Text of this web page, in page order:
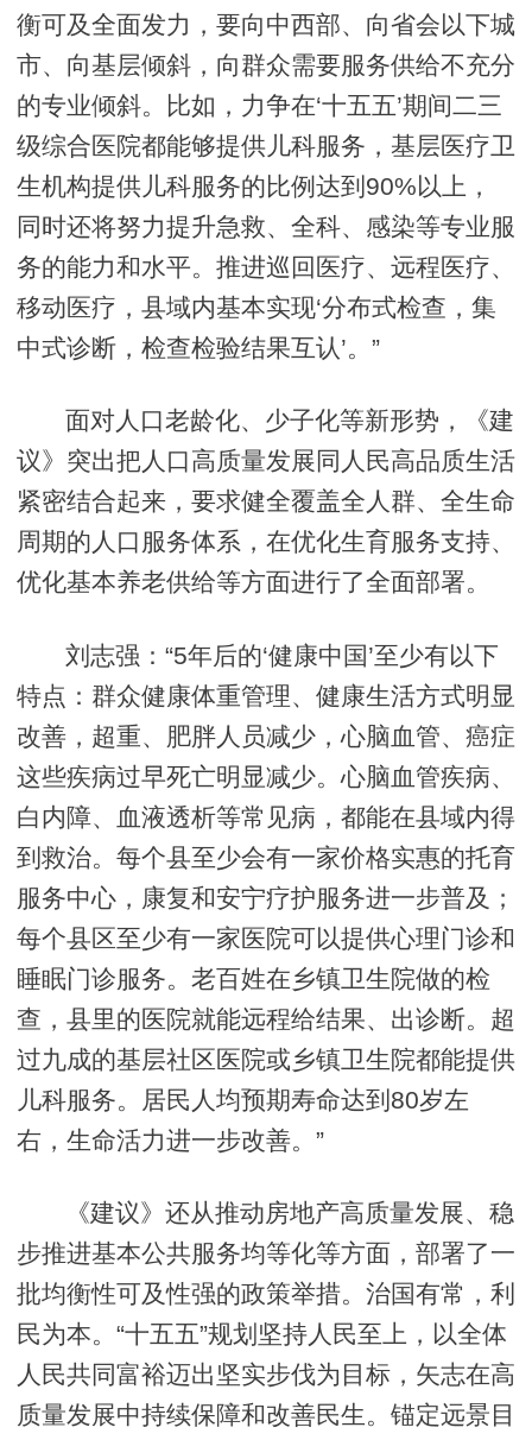
衡可及全面发力，要向中西部、向省会以下城
市、向基层倾斜，向群众需要服务供给不充分
的专业倾斜。比如，力争在‘十五五’期间二三
级综合医院都能够提供儿科服务，基层医疗卫
生机构提供儿科服务的比例达到90%以上，
同时还将努力提升急救、全科、感染等专业服
务的能力和水平。推进巡回医疗、远程医疗、
移动医疗，县域内基本实现‘分布式检查，集
中式诊断，检查检验结果互认’。”
面对人口老龄化、少子化等新形势，《建
议》突出把人口高质量发展同人民高品质生活
紧密结合起来，要求健全覆盖全人群、全生命
周期的人口服务体系，在优化生育服务支持、
优化基本养老供给等方面进行了全面部署。
刘志强：“5年后的‘健康中国’至少有以下
特点：群众健康体重管理、健康生活方式明显
改善，超重、肥胖人员减少，心脑血管、癌症
这些疾病过早死亡明显减少。心脑血管疾病、
白内障、血液透析等常见病，都能在县域内得
到救治。每个县至少会有一家价格实惠的托育
服务中心，康复和安宁疗护服务进一步普及；
每个县区至少有一家医院可以提供心理门诊和
睡眠门诊服务。老百姓在乡镇卫生院做的检
查，县里的医院就能远程给结果、出诊断。超
过九成的基层社区医院或乡镇卫生院都能提供
儿科服务。居民人均预期寿命达到80岁左
右，生命活力进一步改善。”
《建议》还从推动房地产高质量发展、稳
步推进基本公共服务均等化等方面，部署了一
批均衡性可及性强的政策举措。治国有常，利
民为本。“十五五”规划坚持人民至上，以全体
人民共同富裕迈出坚实步伐为目标，矢志在高
质量发展中持续保障和改善民生。锚定远景目